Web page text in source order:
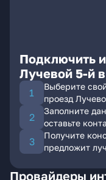
Подключить
Лучевой 5-й
Выберите
проезд
Заполните
оставьте
Получите
предложит
Провайдеры